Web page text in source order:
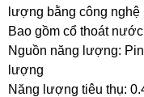
lượng bằng công nghệ
Bao gồm cổ thoát
Nguồn năng lượng:
lượng
Năng lượng tiêu thụ: